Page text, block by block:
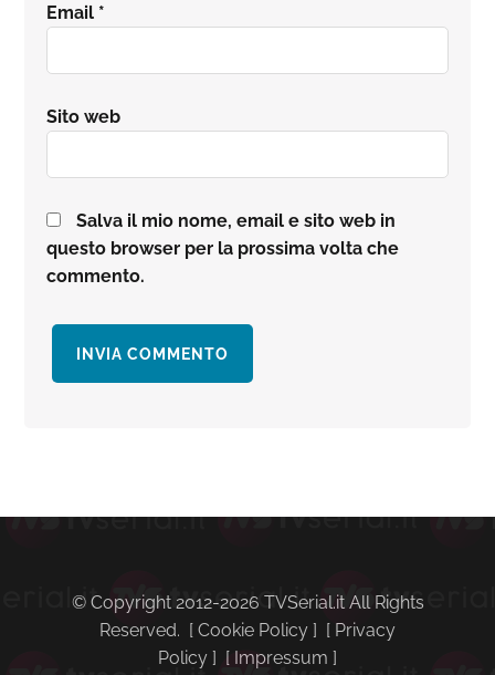
Email *
Sito web
Salva il mio nome, email e sito web in
questo browser per la prossima volta che
commento.
primaria
© Copyright 2012-2026 TVSerial.it All Rights
Reserved. [ Cookie Policy ] [ Privacy
Policy ] [ Impressum ]